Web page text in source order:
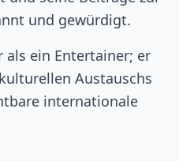
und gewürdigt.
als ein Entertainer; er
Austauschs
internationale